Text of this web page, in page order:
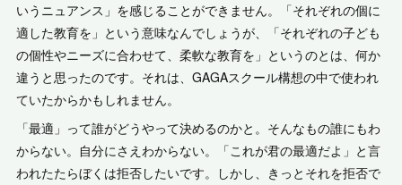
いうニュアンス」を感じることができません。「それぞれの個に
適した教育を」という意味なんでしょうが、「それぞれの子ども
の個性やニーズに合わせて、柔軟な教育を」というのとは、何か
違うと思ったのです。それは、GAGAスクール構想の中で使われ
ていたからかもしれません。
「最適」って誰がどうやって決めるのかと。そんなもの誰にもわ
からない。自分にさえわからない。「これが君の最適だよ」と言
われたたらぼくは拒否したいです。しかし、きっとそれを拒否で